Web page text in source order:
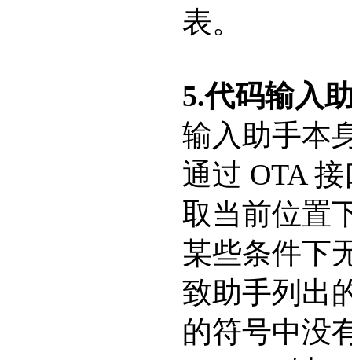
表。
5.代码输入
输入助手本
通过 OTA
取当前位置
某些条件下
致助手列出
的符号中没